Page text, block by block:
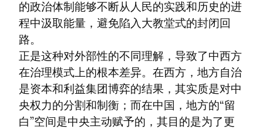
的政治体制能够不断从人民的实践和历史的进
程中汲取能量，避免陷入大教堂式的封闭回
路。
正是这种对外部性的不同理解，导致了中西方
在治理模式上的根本差异。在西方，地方自治
是资本和利益集团博弈的结果，其实质是对中
央权力的分割和制衡；而在中国，地方的“留
白”空间是中央主动赋予的，其目的是为了更